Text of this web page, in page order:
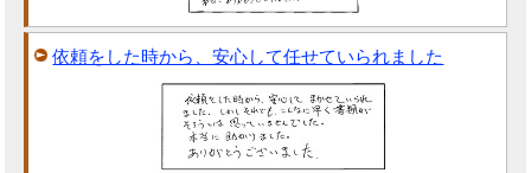
依頼をした時から、安心して任せていられました